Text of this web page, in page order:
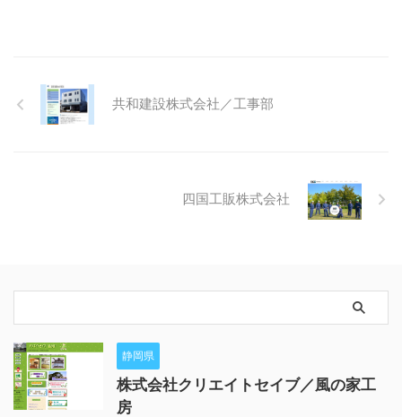
共和建設株式会社／工事部
四国工販株式会社
静岡県
株式会社クリエイトセイブ／風の家工
房